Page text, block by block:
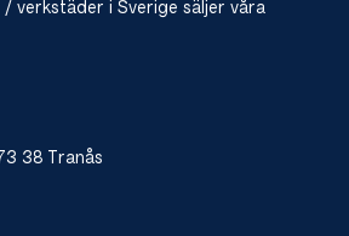
verkstäder i Sverige säljer våra
38 Tranås